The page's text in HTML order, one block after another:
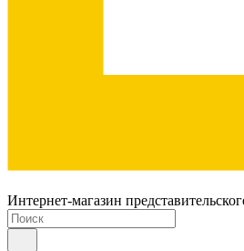
Интернет-магазин